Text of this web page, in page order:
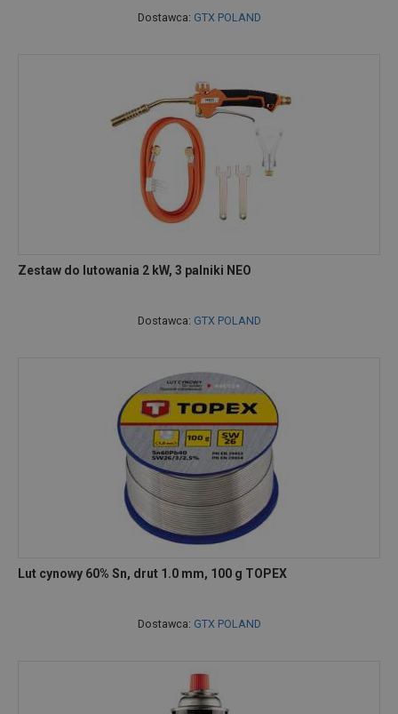
Dostawca: GTX POLAND
Zestaw do lutowania 2 kW, 3 palniki NEO
Dostawca: GTX POLAND
Lut cynowy 60% Sn, drut 1.0 mm, 100 g TOPEX
Dostawca: GTX POLAND